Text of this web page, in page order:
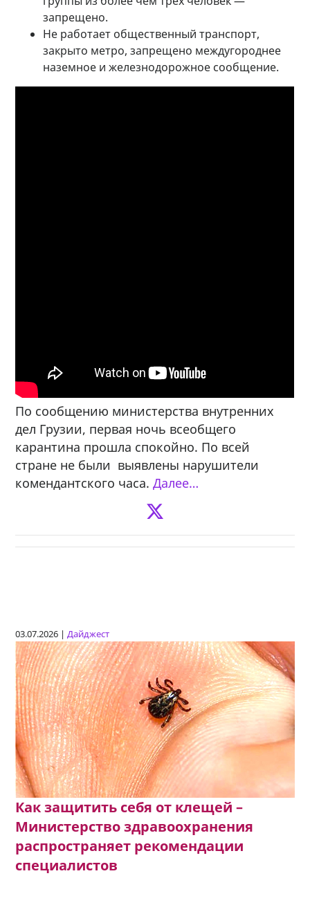
запрещено.
Не работает общественный транспорт,
закрыто метро, запрещено междугороднее
наземное и железнодорожное сообщение.
По сообщению министерства внутренних
дел Грузии, первая ночь всеобщего
карантина прошла спокойно. По всей
стране не были выявлены нарушители
комендантского часа. Далее…
03.07.2026 |Дайджест
Как защитить себя от клещей –
Министерство здравоохранения
распространяет рекомендации
специалистов